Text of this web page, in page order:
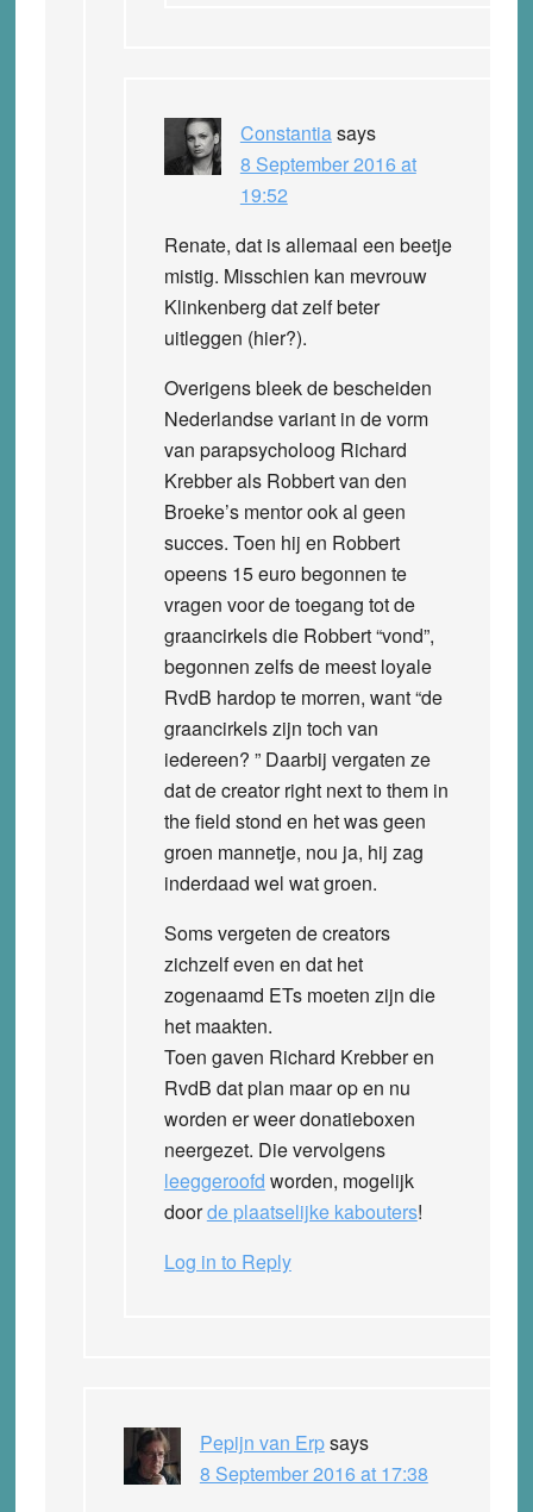
Constantiasays
8 September 2016 at
19:52
Renate, dat is allemaal een beetje
mistig. Misschien kan mevrouw
Klinkenberg dat zelf beter
uitleggen (hier?).
Overigens bleek de bescheiden
Nederlandse variant in de vorm
van parapsycholoog Richard
Krebber als Robbert van den
Broeke’s mentor ook al geen
succes. Toen hij en Robbert
opeens 15 euro begonnen te
vragen voor de toegang tot de
graancirkels die Robbert “vond”,
begonnen zelfs de meest loyale
RvdB hardop te morren, want “de
graancirkels zijn toch van
iedereen? ” Daarbij vergaten ze
dat de creator right next to them in
the field stond en het was geen
groen mannetje, nou ja, hij zag
inderdaad wel wat groen.
Soms vergeten de creators
zichzelf even en dat het
zogenaamd ETs moeten zijn die
het maakten.
Toen gaven Richard Krebber en
RvdB dat plan maar op en nu
worden er weer donatieboxen
neergezet. Die vervolgens
leeggeroofd worden, mogelijk
doorde plaatselijke kabouters!
Log in to Reply
Pepijn van Erpsays
8 September 2016 at 17:38